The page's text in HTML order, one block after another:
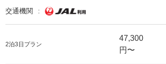
交通機関
2泊3日プラン
47,300
円〜